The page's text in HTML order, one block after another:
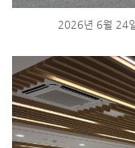
2026년 6월 24